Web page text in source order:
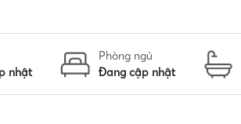
nhật
Phòng ngủ
Đang cập nhật